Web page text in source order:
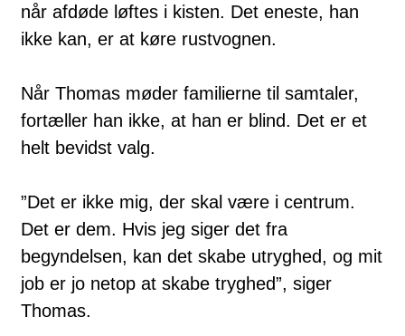
når afdøde løftes i kisten. Det eneste, han
ikke kan, er at køre rustvognen.
Når Thomas møder familierne til samtaler,
fortæller han ikke, at han er blind. Det er et
helt bevidst valg.
”Det er ikke mig, der skal være i centrum.
Det er dem. Hvis jeg siger det fra
begyndelsen, kan det skabe utryghed, og mit
job er jo netop at skabe tryghed”, siger
Thomas.